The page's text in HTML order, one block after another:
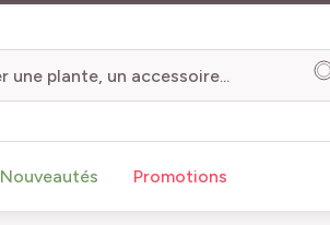
Nouveautés Promotions